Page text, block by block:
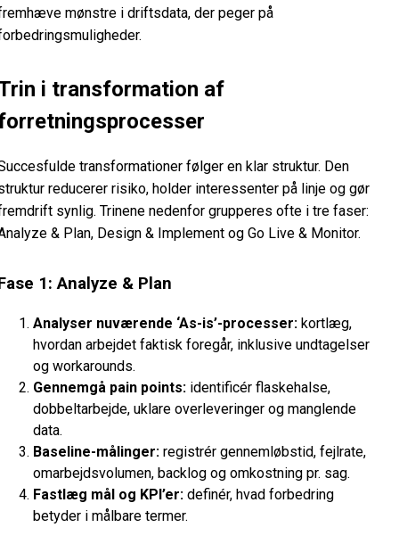
mønstre i driftsdata, der peger på
i transformation af
transformationer følger en klar struktur. Den
reducerer risiko, holder interessenter på linje og gør
synlig. Trinene nedenfor grupperes ofte i tre faser:
& Plan, Design & Implement og Go Live & Monitor.
1: Analyze & Plan
Analyser nuværende ‘As-is’-processer: kortlæg,
hvordan arbejdet faktisk foregår, inklusive undtagelser
og workarounds.
Gennemgå pain points: identificér flaskehalse,
dobbeltarbejde, uklare overleveringer og manglende
data.
Baseline-målinger: registrér gennemløbstid, fejlrate,
omarbejdsvolumen, backlog og omkostning pr. sag.
Fastlæg mål og KPI’er: definér, hvad forbedring
betyder i målbare termer.